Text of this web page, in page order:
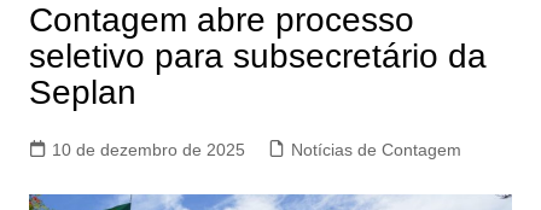
Contagem abre processo
seletivo para subsecretário da
Seplan
10 de dezembro de 2025 Notícias de Contagem